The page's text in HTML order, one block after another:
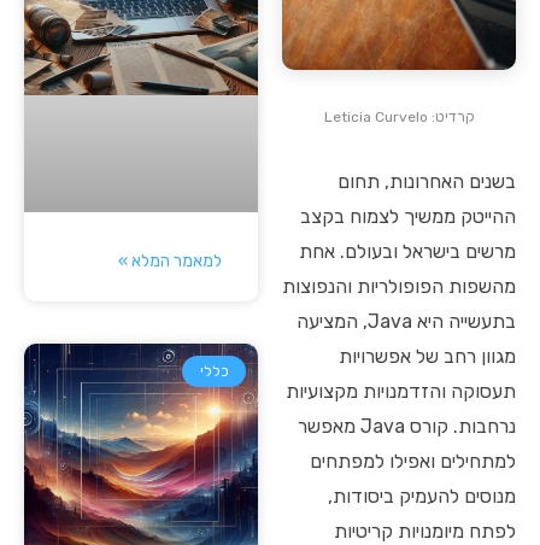
קרדיט: Leticia Curvelo
בשנים האחרונות, תחום
ההייטק ממשיך לצמוח בקצב
מרשים בישראל ובעולם. אחת
מהשפות הפופולריות והנפוצות
בתעשייה היא Java, המציעה
מגוון רחב של אפשרויות
תעסוקה והזדמנויות מקצועיות
נרחבות. קורס Java מאפשר
למתחילים ואפילו למפתחים
מנוסים להעמיק ביסודות,
לפתח מיומנויות קריטיות
למאמר המלא »
כללי